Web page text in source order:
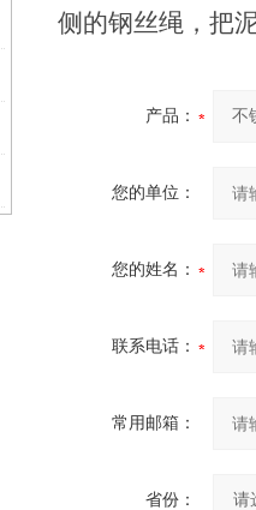
侧的钢丝绳，把
产品：
您的单位：
您的姓名：
联系电话：
常用邮箱：
省份：